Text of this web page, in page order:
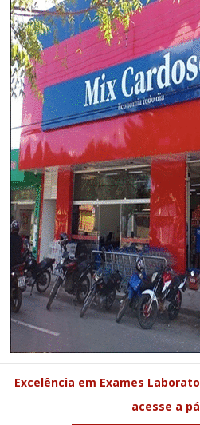
Excelência em Exames
acesse a